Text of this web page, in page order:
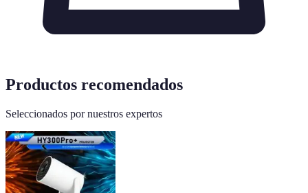
Productos recomendados
Seleccionados por nuestros expertos